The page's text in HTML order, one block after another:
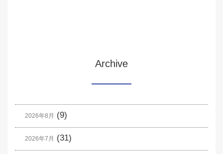
Archive
2026年8月 (9)
2026年7月 (31)